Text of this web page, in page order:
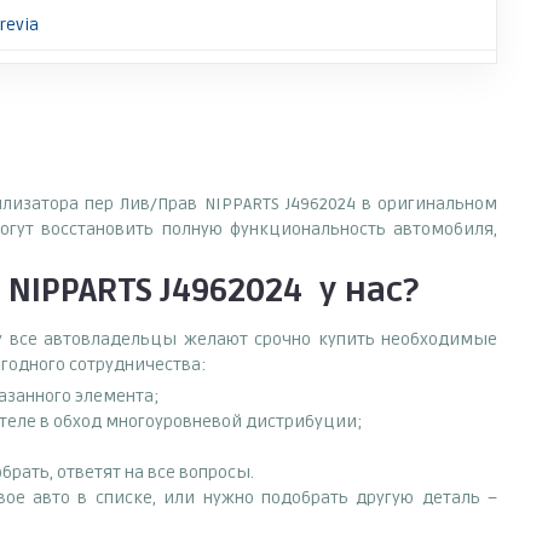
пер Лив/Прав NIPPARTS J4962024 в оригинальном
восстановить полную функциональность автомобиля,
J4962024 у нас?
все автовладельцы желают срочно купить необходимые
сотрудничества:
элемента;
в обход многоуровневой дистрибуции;
ответят на все вопросы.
авто в списке, или нужно подобрать другую деталь –